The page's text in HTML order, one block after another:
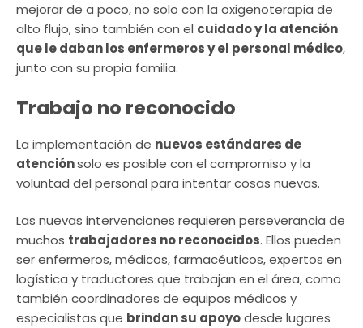
mejorar de a poco, no solo con la oxigenoterapia de
alto flujo, sino también con el cuidado y la atención
que le daban los enfermeros y el personal médico,
junto con su propia familia.
Trabajo no reconocido
La implementación de nuevos estándares de
atenciónsolo es posible con el compromiso y la
voluntad del personal para intentar cosas nuevas.
Las nuevas intervenciones requieren perseverancia de
muchos trabajadores no reconocidos. Ellos pueden
ser enfermeros, médicos, farmacéuticos, expertos en
logística y traductores que trabajan en el área, como
también coordinadores de equipos médicos y
especialistas que brindan su apoyodesde lugares